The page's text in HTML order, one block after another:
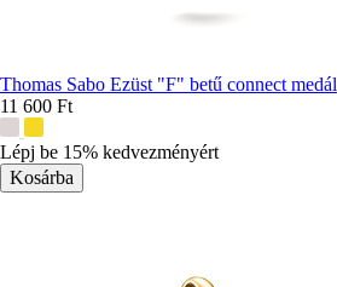
Thomas Sabo Ezüst "F" betű connect medál
11 600 Ft
színek:
Lépj be 15% kedvezményért